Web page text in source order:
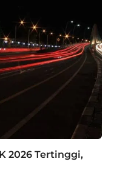
2026 Tertinggi,